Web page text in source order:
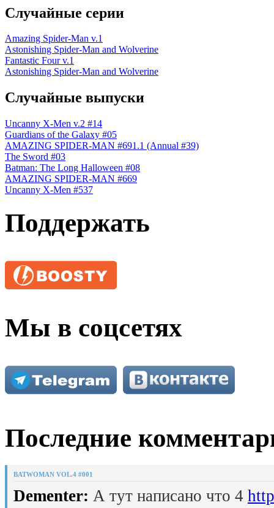
Случайные серии
Amazing Spider-Man v.1
Astonishing Spider-Man and Wolverine
Fantastic Four v.1
Astonishing Spider-Man and Wolverine
Случайные выпуски
Uncanny X-Men v.2 #14
Guardians of the Galaxy #05
AMAZING SPIDER-MAN #691.1 (Annual #39)
The Sword #03
Batman: The Long Halloween #08
AMAZING SPIDER-MAN #669
Uncanny X-Men #537
Поддержать
Мы в соцсетях
Последние
BATWOMAN VOL.4 #001
Dementer: А тут написано что 4